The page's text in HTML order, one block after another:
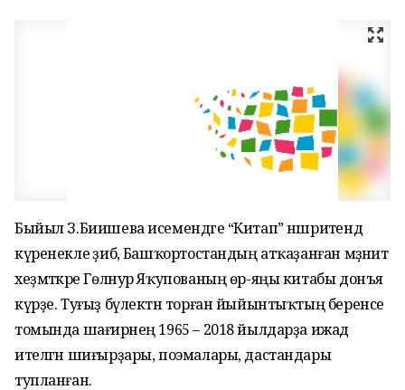
Быйыл З.Биишева исемендәге “Китап” нәшриәтендә
күренекле әҙибә, Башҡортостандың атҡаҙанған мәҙәниәт
хеҙмәткәре Гөлнур Яҡупованың өр-яңы китабы донъя
күрҙе. Туғыҙ бүлектән торған йыйынтыҡтың беренсе
томында шағирәнең 1965 – 2018 йылдарҙа ижад
ителгән шиғырҙары, поэмалары, дастандары
тупланған.